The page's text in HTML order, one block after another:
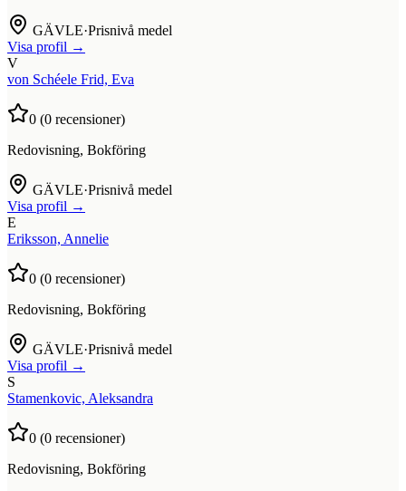
GÄVLE·Prisnivå medel
Visa profil →
V
von Schéele Frid, Eva
0 (0 recensioner)
Redovisning, Bokföring
GÄVLE·Prisnivå medel
Visa profil →
E
Eriksson, Annelie
0 (0 recensioner)
Redovisning, Bokföring
GÄVLE·Prisnivå medel
Visa profil →
S
Stamenkovic, Aleksandra
0 (0 recensioner)
Redovisning, Bokföring